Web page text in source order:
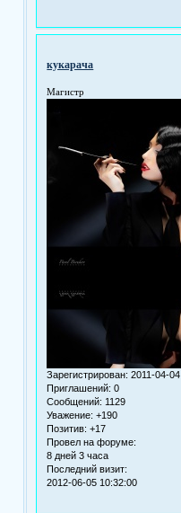
кукарача
Магистр
Зарегистрирован: 2011-04-04
Приглашений: 0
Сообщений: 1129
Уважение: +190
Позитив: +17
Провел на форуме:
8 дней 3 часа
Последний визит:
2012-06-05 10:32:00